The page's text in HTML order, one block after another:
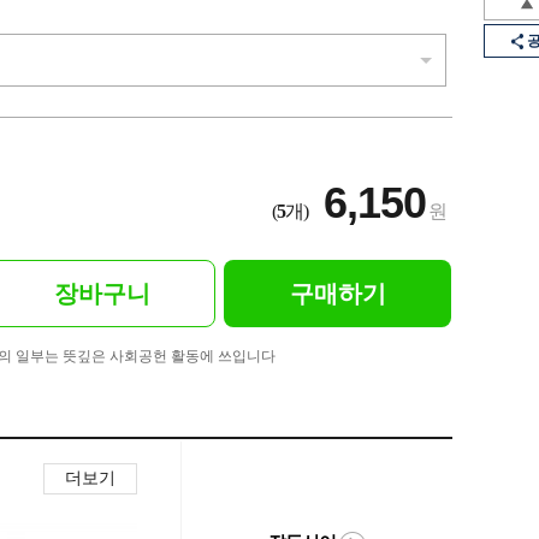
(5개) 6,150원
장바구니 구매하기
일부는 뜻깊은 사회공헌 활동에 쓰입니다
더보기